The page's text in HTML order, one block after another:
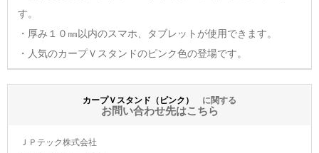
す。
・厚み１０㎜以内のスマホ、タブレットが使用できます。
・人気のカープＶスタンドのピンク色の登場です。
カープＶスタンド（ピンク） に関する
お問い合わせ先はこちら
ＪＰテック株式会社